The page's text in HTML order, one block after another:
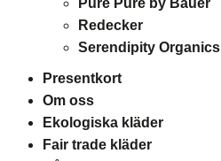
Pure Pure by Bauer
Redecker
Serendipity Organics
Presentkort
Om oss
Ekologiska kläder
Fair trade kläder